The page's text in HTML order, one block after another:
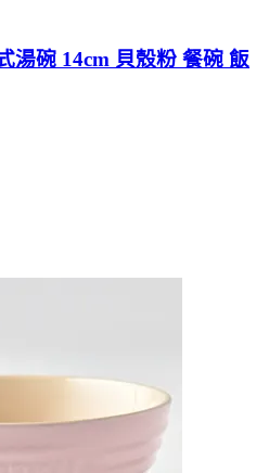
湯碗 14cm 貝殼粉 餐碗 飯